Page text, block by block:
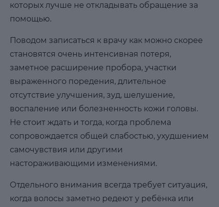
которых лучше не откладывать обращение за
помощью.
Поводом записаться к врачу как можно скорее
становятся очень интенсивная потеря,
заметное расширение пробора, участки
выраженного поредения, длительное
отсутствие улучшения, зуд, шелушение,
воспаление или болезненность кожи головы.
Не стоит ждать и тогда, когда проблема
сопровождается общей слабостью, ухудшением
самочувствия или другими
настораживающими изменениями.
Отдельного внимания всегда требует ситуация,
когда волосы заметно редеют у ребёнка или